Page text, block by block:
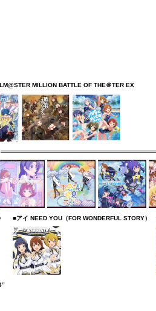
MILLION BATTLE OF THE＠TER EX
■アイ NEED YOU（FOR WONDERFUL STORY）